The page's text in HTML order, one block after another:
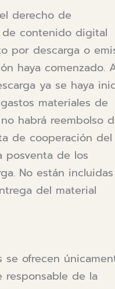
derecho de
contenido digital
por descarga o
haya comenzado.
ya se haya
materiales de
habrá reembolso
de cooperación del
posventa de los
No están incluidas
del material
se ofrecen
responsable de la